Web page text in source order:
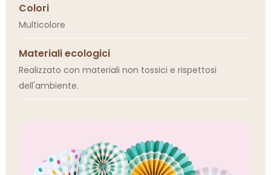
Colori
Multicolore
Materiali ecologici
Realizzato con materiali non tossici e rispettosi
dell'ambiente.